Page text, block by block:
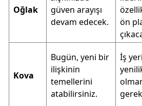
Oğlak
güven arayışı
devam edecek.
ön
Kova
Bugün, yeni bir
ilişkinin
temellerini
atabilirsiniz.
İş